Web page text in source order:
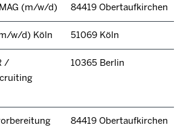
(m/w/d) 84419 Obertaufkirchen
w/d) Köln 51069 Köln
/
10365 Berlin
84419 Obertaufkirchen